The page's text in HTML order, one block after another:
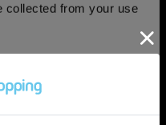
collected from your use